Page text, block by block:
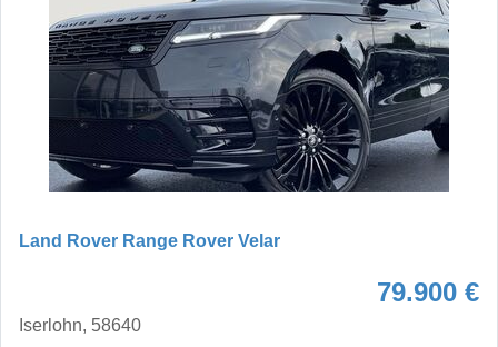
Land Rover Range Rover Velar
79.900 €
Iserlohn, 58640